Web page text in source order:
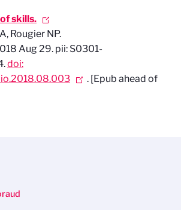
skills.
Rougier NP.
Aug 29. pii: S0301-
doi:
. [Epub ahead of